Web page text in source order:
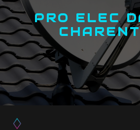
PRO ELEC DANIEL